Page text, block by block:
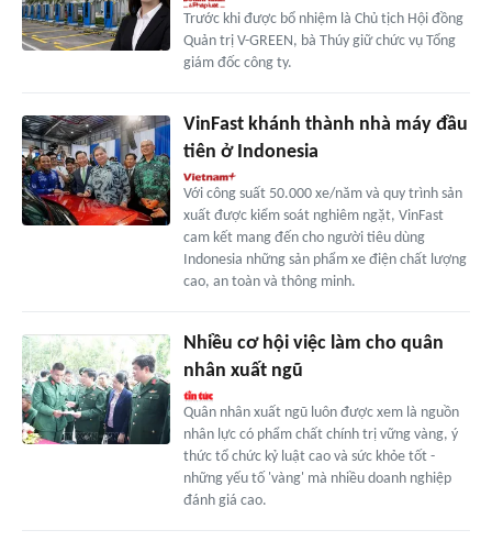
Trước khi được bổ nhiệm là Chủ tịch Hội đồng
Quản trị V-GREEN, bà Thúy giữ chức vụ Tổng
giám đốc công ty.
VinFast khánh thành nhà máy đầu
tiên ở Indonesia
Với công suất 50.000 xe/năm và quy trình sản
xuất được kiểm soát nghiêm ngặt, VinFast
cam kết mang đến cho người tiêu dùng
Indonesia những sản phẩm xe điện chất lượng
cao, an toàn và thông minh.
Nhiều cơ hội việc làm cho quân
nhân xuất ngũ
Quân nhân xuất ngũ luôn được xem là nguồn
nhân lực có phẩm chất chính trị vững vàng, ý
thức tổ chức kỷ luật cao và sức khỏe tốt -
những yếu tố 'vàng' mà nhiều doanh nghiệp
đánh giá cao.